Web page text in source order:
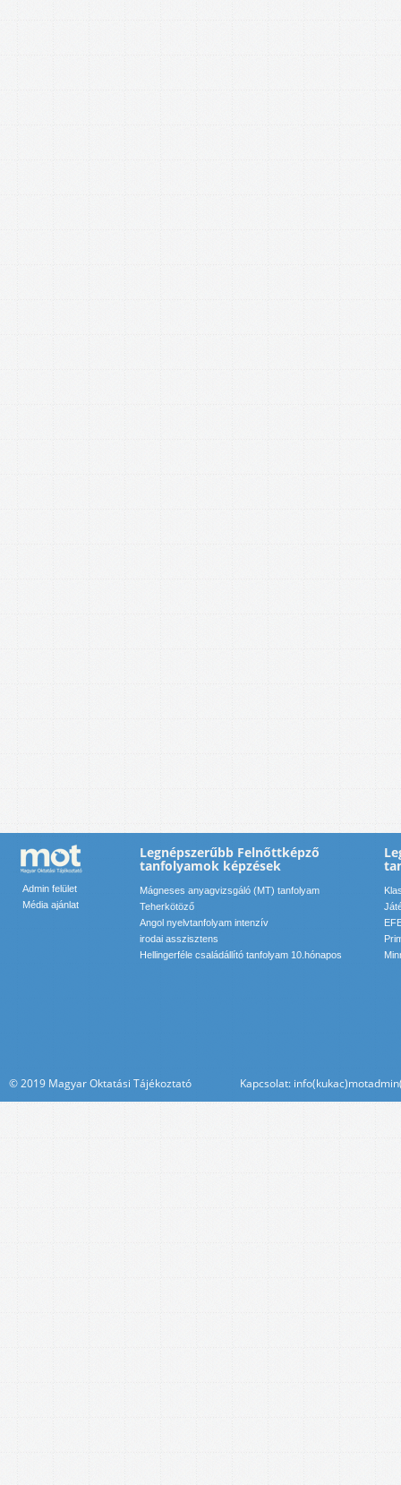
Admin felület
Média ajánlat
Legnépszerűbb Felnőttképző
tanfolyamok képzések
Mágneses anyagvizsgáló (MT) tanfolyam
Teherkötöző
Angol nyelvtanfolyam intenzív
irodai asszisztens
Hellingerféle családállító tanfolyam 10.hónapos
© 2019 Magyar Oktatási Tájékoztató Kapcsolat: